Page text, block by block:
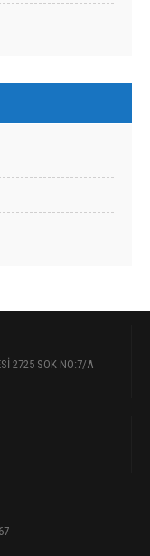
2725 SOK NO:7/A